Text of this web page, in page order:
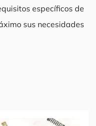
específicos de
sus necesidades